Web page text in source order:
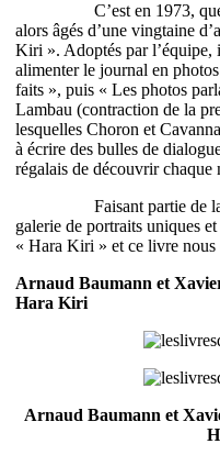
C’est en 1973, que ces
alors âgés d’une vingtaine
Kiri ». Adoptés par l’équipe,
alimenter le journal en
faits », puis « Les photos
Lambau (contraction de la
lesquelles Choron et
à écrire des bulles de
régalais de découvrir chaque
Faisant partie de la
galerie de portraits uniques
« Hara Kiri » et ce livre nous
Arnaud Baumann et
Hara Kiri
Arnaud Baumann et